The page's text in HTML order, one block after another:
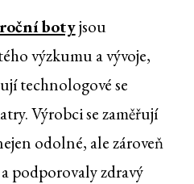
botyjsou
výzkumu a vývoje,
technologové se
Výrobci se zaměřují
odolné, ale zároveň
podporovaly zdravý